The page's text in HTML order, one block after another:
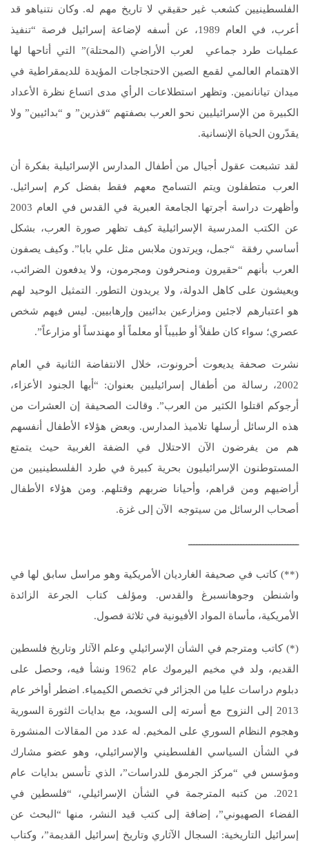
الفلسطينيين كشعب غير حقيقي لا تاريخ مهم له. وكان نتنياهو قد
أعرب، في العام 1989، عن أسفه لإضاعة إسرائيل فرصة “تنفيذ
عمليات طرد جماعي لعرب الأراضي (المحتلة)” التي أتاحها لها
الاهتمام العالمي لقمع الصين الاحتجاجات المؤيدة للديمقراطية في
ميدان تيانانمين. وتظهر استطلاعات الرأي مدى اتساع نظرة الأعداد
الكبيرة من الإسرائيليين نحو العرب بصفتهم “قذرين” و “بدائيين” ولا
يقدّرون الحياة الإنسانية.
لقد تشبعت عقول أجيال من أطفال المدارس الإسرائيلية بفكرة أن
العرب متطفلون ويتم التسامح معهم فقط بفضل كرم إسرائيل.
وأظهرت دراسة أجرتها الجامعة العبرية في القدس في العام 2003
عن الكتب المدرسية الإسرائيلية كيف تظهر صورة العرب، بشكل
أساسي رفقة “جمل، ويرتدون ملابس مثل علي بابا”. وكيف يصفون
العرب بأنهم “حقيرون ومنحرفون ومجرمون، ولا يدفعون الضرائب،
ويعيشون على كاهل الدولة، ولا يريدون التطور. التمثيل الوحيد لهم
هو اعتبارهم لاجئين ومزارعين بدائيين وإرهابيين. ليس فيهم شخص
عصري؛ سواء كان طفلاً أو طبيباً أو معلماً أو مهندساً أو مزارعاً”.
نشرت صحفة يديعوت أحرونوت، خلال الانتفاضة الثانية في العام
2002، رسالة من أطفال إسرائيليين بعنوان: “أيها الجنود الأعزاء،
أرجوكم اقتلوا الكثير من العرب”. وقالت الصحيفة إن العشرات من
هذه الرسائل أرسلها تلاميذ المدارس. وبعض هؤلاء الأطفال أنفسهم
هم من يفرضون الآن الاحتلال في الضفة الغربية حيث يتمتع
المستوطنون الإسرائيليون بحرية كبيرة في طرد الفلسطينيين من
أراضيهم ومن قراهم، وأحيانا ضربهم وقتلهم. ومن هؤلاء الأطفال
أصحاب الرسائل من سيتوجه الآن إلى غزة.
ــــــــــــــــــــــــــــــــــــــــ
(**) كاتب في صحيفة الغارديان الأمريكية وهو مراسل سابق لها في
واشنطن وجوهانسبرغ والقدس. ومؤلف كتاب الجرعة الزائدة
الأمريكية، مأساة المواد الأفيونية في ثلاثة فصول.
(*) كاتب ومترجم في الشأن الإسرائيلي وعلم الآثار وتاريخ فلسطين
القديم، ولد في مخيم اليرموك عام 1962 ونشأ فيه، وحصل على
دبلوم دراسات عليا من الجزائر في تخصص الكيمياء. اضطر أواخر عام
2013 إلى النزوح مع أسرته إلى السويد، مع بدايات الثورة السورية
وهجوم النظام السوري على المخيم. له عدد من المقالات المنشورة
في الشأن السياسي الفلسطيني والإسرائيلي، وهو عضو مشارك
ومؤسس في “مركز الجرمق للدراسات”، الذي تأسس بدايات عام
2021. من كتبه المترجمة في الشأن الإسرائيلي، “فلسطين في
الفضاء الصهيوني”، إضافة إلى كتب قيد النشر، منها “البحث عن
إسرائيل التاريخية: السجال الآثاري وتاريخ إسرائيل القديمة”، وكتاب